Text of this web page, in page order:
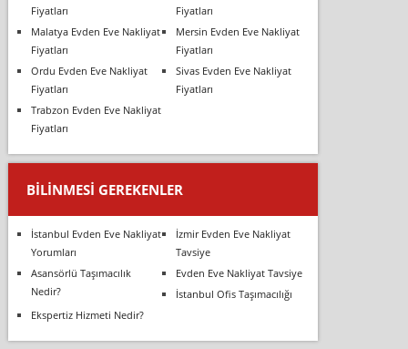
Fiyatları
Fiyatları
Malatya Evden Eve Nakliyat
Fiyatları
Mersin Evden Eve Nakliyat
Fiyatları
Ordu Evden Eve Nakliyat
Fiyatları
Sivas Evden Eve Nakliyat
Fiyatları
Trabzon Evden Eve Nakliyat
Fiyatları
BILINMESI GEREKENLER
İstanbul Evden Eve Nakliyat
Yorumları
İzmir Evden Eve Nakliyat
Tavsiye
Asansörlü Taşımacılık
Nedir?
Evden Eve Nakliyat Tavsiye
İstanbul Ofis Taşımacılığı
Ekspertiz Hizmeti Nedir?